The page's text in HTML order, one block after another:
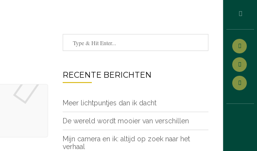
RECENTE BERICHTEN
Meer lichtpuntjes dan ik dacht
De wereld wordt mooier van verschillen
Mijn camera en ik: altijd op zoek naar het
verhaal